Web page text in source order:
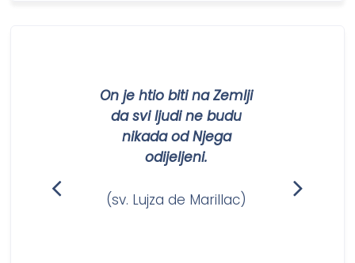
On je htio biti na Zemlji
da svi ljudi ne budu
nikada od Njega
odijeljeni.
(sv. Lujza de Marillac)